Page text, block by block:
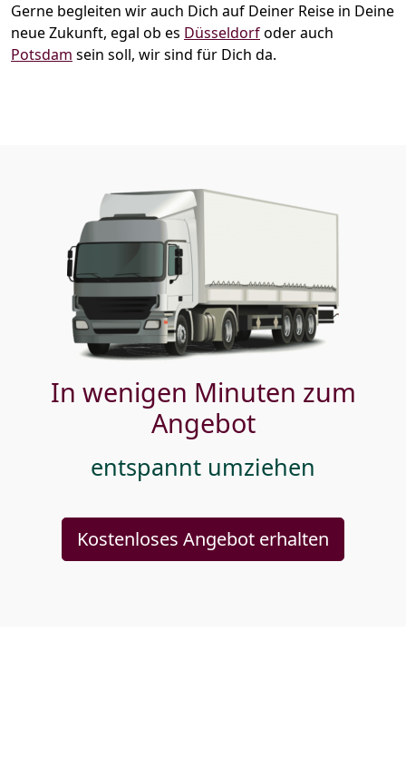
Gerne begleiten wir auch Dich auf Deiner Reise in Deine
neue Zukunft, egal ob es Düsseldorfoder auch
Potsdam sein soll, wir sind für Dich da.
In wenigen Minuten zum
Angebot
entspannt umziehen
Kostenloses Angebot erhalten